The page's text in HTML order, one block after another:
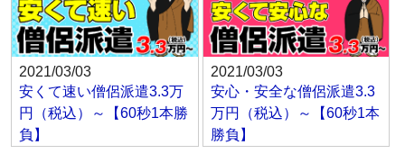
2021/03/03
安くて速い僧侶派遣3.3万
円（税込）～【60秒1本勝
負】
2021/03/03
安心・安全な僧侶派遣3.3
万円（税込）～【60秒1本
勝負】